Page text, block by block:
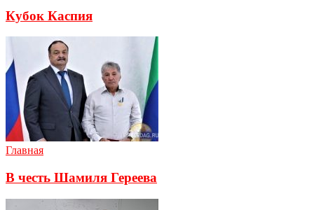
Кубок Каспия
Главная
В честь Шамиля Гереева